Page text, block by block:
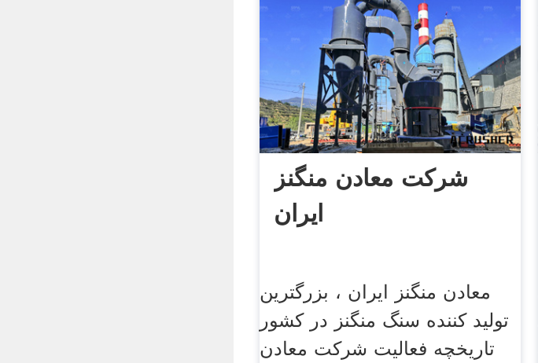
شرکت معادن منگنز
ایران
معادن منگنز ایران ، بزرگترين
توليد كننده سنگ منگنز در كشور
تاريخچه فعاليت شركت معادن